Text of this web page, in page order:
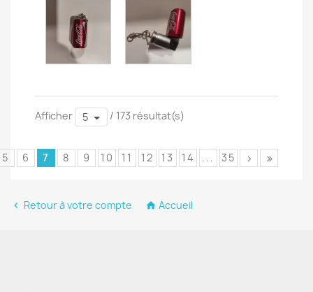
Afficher 5 / 173 résultat(s)
5 6 7 8 9 10 11 12 13 14 ... 35
 Retour à votre compte  Accueil